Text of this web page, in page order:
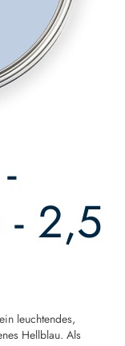
- 2,5
leuchtendes,
Hellblau. Als